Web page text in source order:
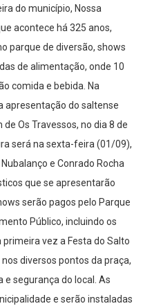
do município, Nossa
acontece há 325 anos,
parque de diversão, shows
de alimentação, onde 10
comida e bebida. Na
apresentação do saltense
de Os Travessos, no dia 8 de
será na sexta-feira (01/09),
e Conrado Rocha
que se apresentarão
serão pagos pelo Parque
Público, incluindo os
primeira vez a Festa do Salto
diversos pontos da praça,
segurança do local. As
e serão instaladas